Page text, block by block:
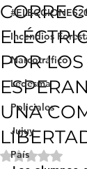
Incendios
Narcotráfico
Ledesma
Policiales
Jujuy
País
CORRE
POR
UNA
Obtuvo